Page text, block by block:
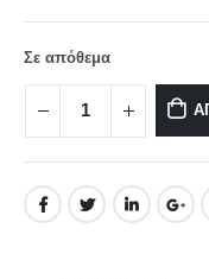
Σε απόθεμα